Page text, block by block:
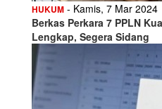
HUKUM - Kamis, 7 Mar 2024
Berkas Perkara 7 PPLN
Lengkap, Segera Sidang